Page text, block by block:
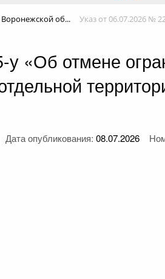
об... Указ от 06.07.2026 №
«Об отмене
Дата опубликования: 08.07.2026